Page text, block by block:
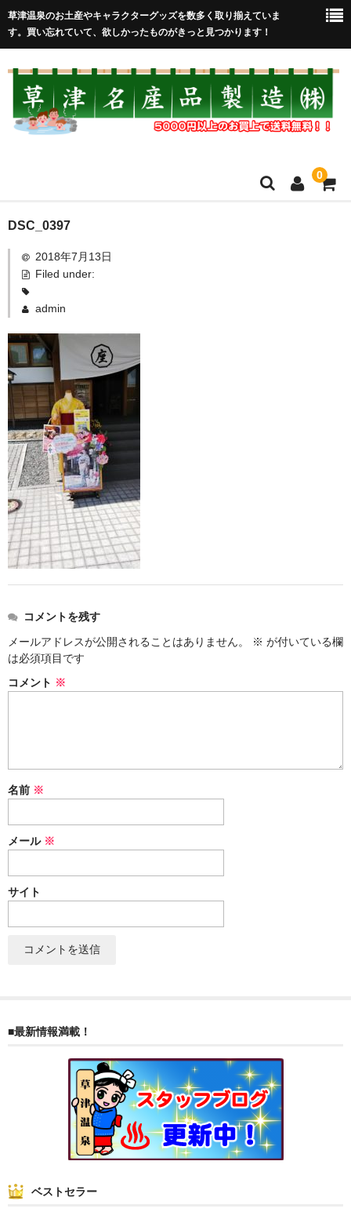
草津温泉のお土産やキャラクターグッズを数多く取り揃えていま
す。買い忘れていて、欲しかったものがきっと見つかります！
0
HOME
在庫処分セール
全取扱商品
お勧め商品
新商品
MONDE SELECTION
ご当地シリーズ
草津産熊笹
その他
キャラクター
ゆもみちゃん
スイーツ
文具
雑貨
文具
クッキー
ケーキ
まんじゅう
スナック
DSC_0397
2018年7月13日
Filed under:
admin
コメントを残す
メールアドレスが公開されることはありません。
※ が付いている欄
は必須項目です
コメント ※
名前 ※
メール ※
サイト
■最新情報満載！
ベストセラー